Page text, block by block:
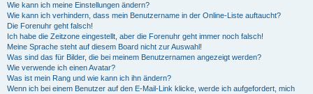
Wie kann ich meine Einstellungen ändern?
Wie kann ich verhindern, dass mein Benutzername in der Online-Liste auftaucht?
Die Forenuhr geht falsch!
Ich habe die Zeitzone eingestellt, aber die Forenuhr geht immer noch falsch!
Meine Sprache steht auf diesem Board nicht zur Auswahl!
Was sind das für Bilder, die bei meinem Benutzernamen angezeigt werden?
Wie verwende ich einen Avatar?
Was ist mein Rang und wie kann ich ihn ändern?
Wenn ich bei einem Benutzer auf den E-Mail-Link klicke, werde ich aufgefordert, mich